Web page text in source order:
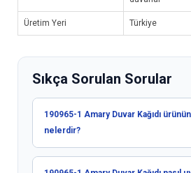
Üretim Yeri Türkiye
Sıkça Sorulan Sorular
190965-1 Amary Duvar Kağıdı
nelerdir?